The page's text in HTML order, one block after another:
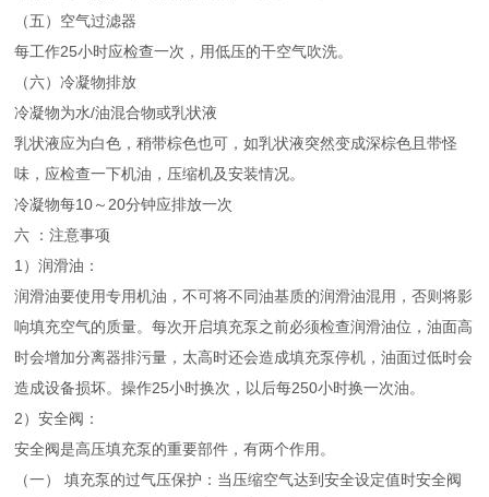
（五）空气过滤器
每工作25小时应检查一次，用低压的干空气吹洗。
（六）冷凝物排放
冷凝物为水/油混合物或乳状液
乳状液应为白色，稍带棕色也可，如乳状液突然变成深棕色且带怪
味，应检查一下机油，压缩机及安装情况。
冷凝物每10～20分钟应排放一次
六 ：注意事项
1）润滑油：
润滑油要使用专用机油，不可将不同油基质的润滑油混用，否则将影
响填充空气的质量。每次开启填充泵之前必须检查润滑油位，油面高
时会增加分离器排污量，太高时还会造成填充泵停机，油面过低时会
造成设备损坏。操作25小时换次，以后每250小时换一次油。
2）安全阀：
安全阀是高压填充泵的重要部件，有两个作用。
（一） 填充泵的过气压保护：当压缩空气达到安全设定值时安全阀